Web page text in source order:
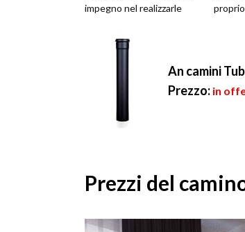
impegno nel realizzarle
An camini
Prezzo: in
Prezzi del